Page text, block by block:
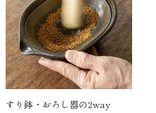
すり鉢・おろし器の2way